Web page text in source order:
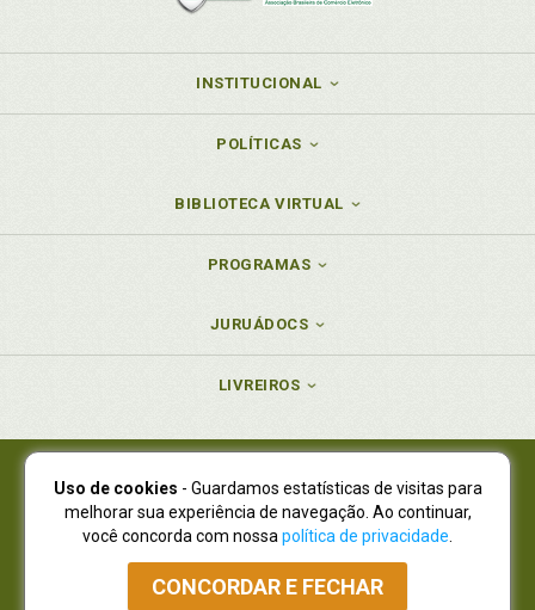
INSTITUCIONAL
POLÍTICAS
BIBLIOTECA VIRTUAL
PROGRAMAS
JURUÁDOCS
LIVREIROS
Juruá Editora Ltda., CNPJ 77.535.508/0001-19
Juruá Informática Ltda., CNPJ 01.701.561/0001-80
NOVO ENDEREÇO:R. Flávio Dallegrave, 7665, São Lourenço |
Curitiba - Paraná - CEP 82210-310
Atendimento: (41) 4009-3900|Vendas Atacado: (41) 4009-3939
Uso de cookies - Guardamos estatísticas de visitas para
melhorar sua experiência de navegação. Ao continuar,
você concorda com nossa política de privacidade
CONCORDAR E FECHAR